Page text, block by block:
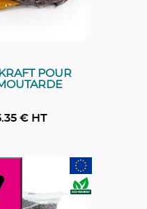
POUR
€ HT